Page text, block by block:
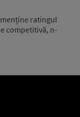
ratingul
competitivă, n-